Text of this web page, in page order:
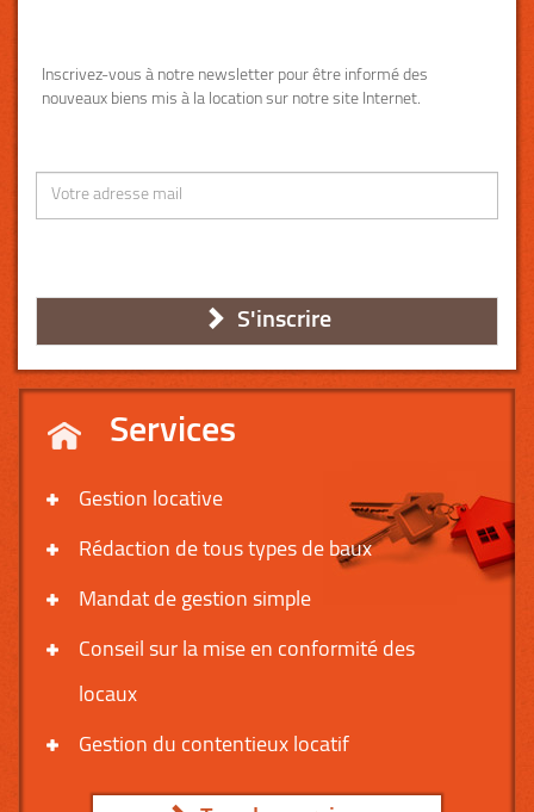
Inscrivez-vous à notre newsletter pour être informé des
nouveaux biens mis à la location sur notre site Internet.
S'inscrire
Services
Gestion locative
Rédaction de tous types de baux
Mandat de gestion simple
Conseil sur la mise en conformité des
locaux
Gestion du contentieux locatif